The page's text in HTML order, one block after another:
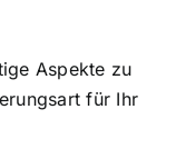
Aspekte zu
für Ihr